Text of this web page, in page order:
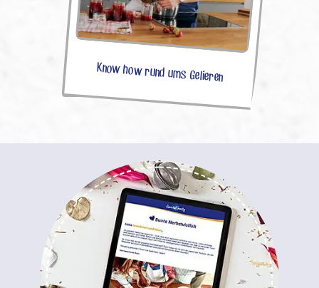
Know how rund ums Gelieren